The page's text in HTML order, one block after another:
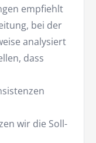
empfiehlt
bei der
analysiert
dass
wir die Soll-